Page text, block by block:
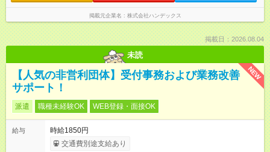
掲載元企業名 株式会社ハンデックス
掲載日：2026.08.04
未読
NEW
【人気の非営利団体】受付事務および業務改善
サポート！
派遣 職種未経験OK WEB登録・面接OK
給与
時給1850円
交通費別途支給あり